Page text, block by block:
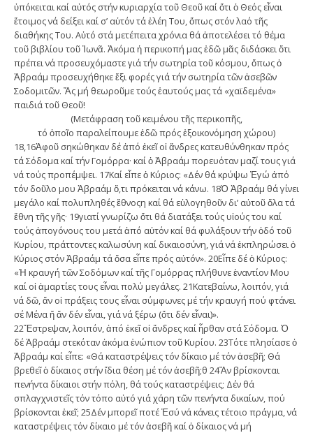
ὑπόκειται καί αὐτός στήν κυριαρχία τοῦ Θεοῦ καί ὅτι ὁ Θεός εἶναι
ἕτοιμος νά δείξει καί σ’ αὐτόν τά ἐλέη Του, ὅπως στόν λαό τῆς
διαθήκης Του. Αὐτό στά μετέπειτα χρόνια θά ἀποτελέσει τό θέμα
τοῦ βιβλίου τοῦ Ἰωνᾶ. Ἀκόμα ἡ περικοπή μας ἐδῶ μᾶς διδάσκει ὅτι
πρέπει νά προσευχόμαστε γιά τήν σωτηρία τοῦ κόσμου, ὅπως ὁ
Ἀβραάμ προσευχήθηκε ἕξι φορές γιά τήν σωτηρία τῶν ἀσεβῶν
Σοδομιτῶν. Ἄς μή θεωροῦμε τούς ἑαυτούς μας τά «χαϊδεμένα»
παιδιά τοῦ Θεοῦ!
(Μετάφραση τοῦ κειμένου τῆς περικοπῆς,
τό ὁποῖο παραλείπουμε ἐδῶ πρός ἐξοικονόμηση χώρου)
18,16Ἀφοῦ σηκώθηκαν δέ ἀπό ἐκεῖ οἱ ἄνδρες κατευθύνθηκαν πρός
τά Σόδομα καί τήν Γομόρρα· καί ὁ Ἀβραάμ πορευόταν μαζί τους γιά
νά τούς προπέμψει. 17Καί εἶπε ὁ Κύριος: «Δέν θά κρύψω Ἐγώ ἀπό
τόν δοῦλο μου Ἀβραάμ ὅ,τι πρόκειται νά κάνω. 18Ὁ Ἀβραάμ θά γίνει
μεγάλο καί πολυπληθές ἔθνοςη καί θά εὐλογηθοῦν δι’ αὐτοῦ ὅλα τά
ἔθνη τῆς γῆς· 19γιατί γνωρίζω ὅτι θά διατάξει τούς υἱούς του καί
τούς ἀπογόνους του μετά ἀπό αὐτόν καί θά φυλάξουν τήν ὁδό τοῦ
Κυρίου, πράττοντες καλωσύνη καί δικαιοσύνη, γιά νά ἐκπληρώσει ὁ
Κύριος στόν Ἀβραάμ τά ὅσα εἶπε πρός αὐτόν». 20Εἶπε δέ ὁ Κύριος:
«Ἡ κραυγή τῶν Σοδόμων καί τῆς Γομόρρας πλήθυνε ἐναντίον Μου
καί οἱ ἁμαρτίες τους εἶναι πολύ μεγάλες. 21Κατεβαίνω, λοιπόν, γιά
νά δῶ, ἄν οἱ πράξεις τους εἶναι σύμφωνες μέ τήν κραυγή πού φτάνει
σέ Μένα ἤ ἄν δέν εἶναι, γιά νά ξέρω (ὅτι δέν εἶναι)».
22Ἔστρεψαν, λοιπόν, ἀπό ἐκεῖ οἱ ἄνδρες καί ἦρθαν στά Σόδομα. Ὁ
δέ Ἀβραάμ στεκόταν ἀκόμα ἐνώπιον τοῦ Κυρίου. 23Τότε πλησίασε ὁ
Ἀβραάμ καί εἶπε: «Θά καταστρέψεις τόν δίκαιο μέ τόν ἀσεβῆ; Θά
βρεθεῖ ὁ δίκαιος στήν ἴδια θέση μέ τόν ἀσεβῆ;θ 24Ἄν βρίσκονται
πενήντα δίκαιοι στήν πόλη, θά τούς καταστρέψεις; Δέν θά
σπλαγχνιστεῖς τόν τόπο αὐτό γιά χάρη τῶν πενήντα δικαίων, πού
βρίσκονται ἐκεῖ; 25Δέν μπορεῖ ποτέ Ἐσύ νά κάνεις τέτοιο πράγμα, νά
καταστρέψεις τόν δίκαιο μέ τόν ἀσεβῆ καί ὁ δίκαιος νά μή